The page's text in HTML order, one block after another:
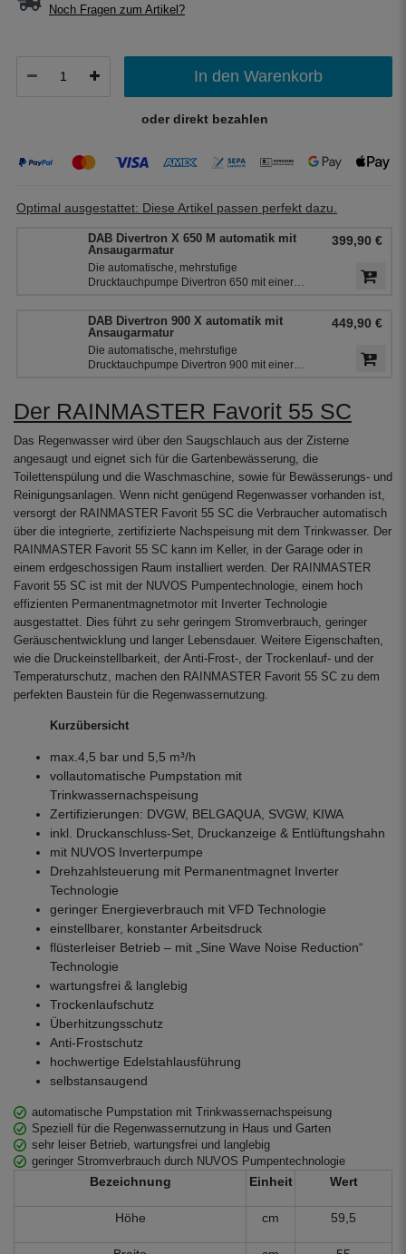
Noch Fragen zum Artikel?
In den Warenkorb
oder direkt bezahlen
Optimal ausgestattet: Diese Artikel passen perfekt dazu.
DAB Divertron X 650 M automatik mit
Ansaugarmatur
Die automatische, mehrstufige
Drucktauchpumpe Divertron 650 mit einer
die Nutzung von dem Regenwasser aus
den Zisternen für die Bewässerung des
Garten.
399,90 €
DAB Divertron 900 X automatik mit
Ansaugarmatur
Die automatische, mehrstufige
Drucktauchpumpe Divertron 900 mit einer
die Nutzung von dem Regenwasser aus
den Zisternen für die Bewässerung des
Garten.
449,90 €
Der RAINMASTER Favorit 55 SC
Das Regenwasser wird über den Saugschlauch aus der Zisterne
angesaugt und eignet sich für die Gartenbewässerung, die
Toilettenspülung und die Waschmaschine, sowie für Bewässerungs- und
Reinigungsanlagen. Wenn nicht genügend Regenwasser vorhanden ist,
versorgt der RAINMASTER Favorit 55 SC die Verbraucher automatisch
über die integrierte, zertifizierte Nachspeisung mit dem Trinkwasser. Der
RAINMASTER Favorit 55 SC kann im Keller, in der Garage oder in
einem erdgeschossigen Raum installiert werden. Der RAINMASTER
Favorit 55 SC ist mit der NUVOS Pumpentechnologie, einem hoch
effizienten Permanentmagnetmotor mit Inverter Technologie
ausgestattet. Dies führt zu sehr geringem Stromverbrauch, geringer
Geräuschentwicklung und langer Lebensdauer. Weitere Eigenschaften,
wie die Druckeinstellbarkeit, der Anti-Frost-, der Trockenlauf- und der
Temperaturschutz, machen den RAINMASTER Favorit 55 SC zu dem
perfekten Baustein für die Regenwassernutzung.
Kurzübersicht
max.4,5 bar und 5,5 m³/h
vollautomatische Pumpstation mit
Trinkwassernachspeisung
Zertifizierungen: DVGW, BELGAQUA, SVGW, KIWA
inkl. Druckanschluss-Set, Druckanzeige & Entlüftungshahn
mit NUVOS Inverterpumpe
Drehzahlsteuerung mit Permanentmagnet Inverter
Technologie
geringer Energieverbrauch mit VFD Technologie
einstellbarer, konstanter Arbeitsdruck
flüsterleiser Betrieb – mit „Sine Wave Noise Reduction“
Technologie
wartungsfrei & langlebig
Trockenlaufschutz
Überhitzungsschutz
Anti-Frostschutz
hochwertige Edelstahlausführung
selbstansaugend
automatische Pumpstation mit Trinkwassernachspeisung
Speziell für die Regenwassernutzung in Haus und Garten
sehr leiser Betrieb, wartungsfrei und langlebig
geringer Stromverbrauch durch NUVOS Pumpentechnologie
Bezeichnung Einheit Wert
Höhe cm 59,5